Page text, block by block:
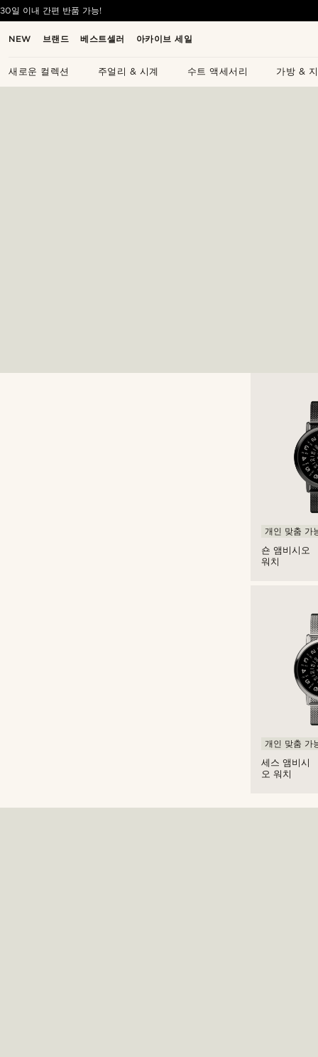
NEW 브랜드 베스트셀러 아카이브 세일
새로운 컬렉션 주얼리 & 시계 수트 액세서리 가방 &
30일 이내 간편 반품 가능!
숀 앰비시오
워치
개인 맞춤 가
세스 앰비시
오 워치
개인 맞춤 가